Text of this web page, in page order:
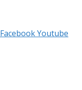
FacebookYoutube